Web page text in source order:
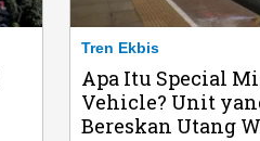
Tren Ekbis
Apa Itu Special
Vehicle? Unit
Bereskan Utang